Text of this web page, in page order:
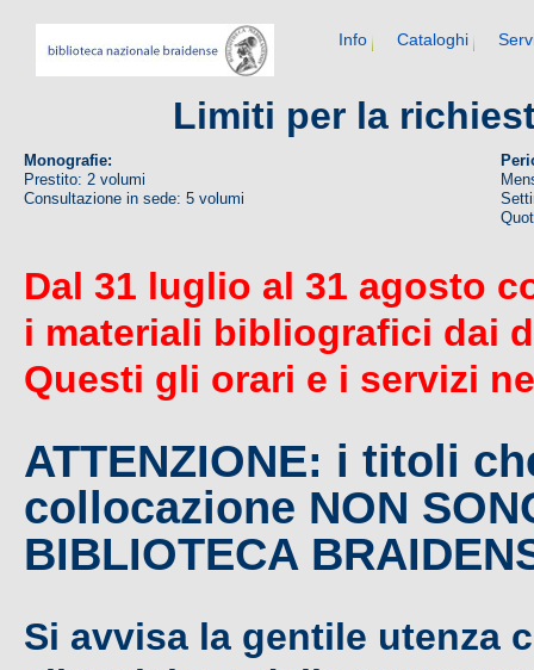
Info Cataloghi
Limiti per la
Monografie:
Prestito: 2 volumi
Consultazione in sede: 5 volumi
Dal 31 luglio al 31 agosto
i materiali bibliografici dai
Questi gli orari e i servizi
ATTENZIONE: i titoli
collocazione NON
BIBLIOTECA
Si avvisa la gentile utenza